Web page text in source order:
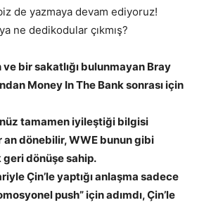
de yazmaya devam ediyoruz!
ne dedikodular çıkmış?
bir sakatlığı bulunmayan Bray
Money In The Bank sonrası için
tamamen iyileştiği bilgisi
dönebilir, WWE bunun gibi
dönüşe sahip.
Çin’le yaptığı anlaşma sadece
push” için adımdı, Çin’le